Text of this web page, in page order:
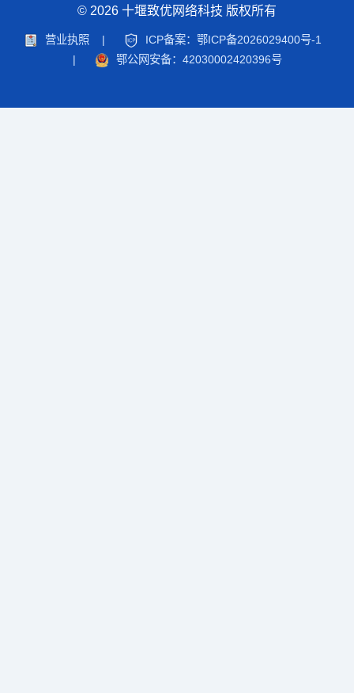
© 2026 十堰致优网络科技 版权所有
营业执照 |
ICP备案：鄂ICP备2026029400号-1
|
鄂公网安备：42030002420396号